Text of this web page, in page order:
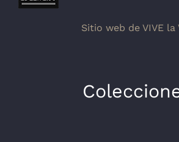
Sitio web de VIVE la